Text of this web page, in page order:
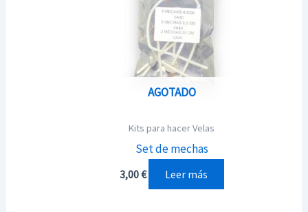
AGOTADO
Kits para hacer Velas
Set de mechas
3,00€ Leer más